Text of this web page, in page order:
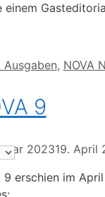
einem
Ausgaben, NOVA
9
202319. April
9 erschien im